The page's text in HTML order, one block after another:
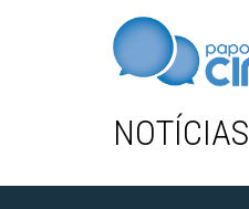
NOTÍCIAS